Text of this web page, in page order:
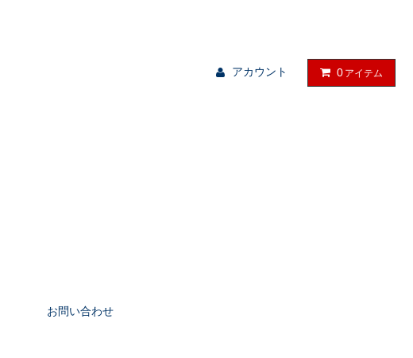
アカウント 0 アイテム
お問い合わせ